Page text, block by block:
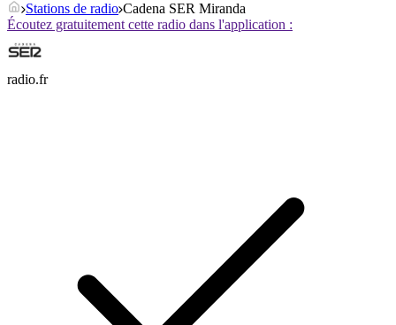
Stations de radio Cadena SER Miranda
Écoutez gratuitement cette radio dans l'application :
radio.fr